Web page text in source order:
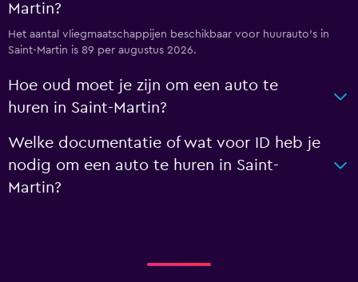
Martin?
Het aantal vliegmaatschappijen beschikbaar voor huurauto's in
Saint-Martin is 89 per augustus 2026.
Hoe oud moet je zijn om een auto te
huren in Saint-Martin?
Welke documentatie of wat voor ID heb je
nodig om een auto te huren in Saint-
Martin?